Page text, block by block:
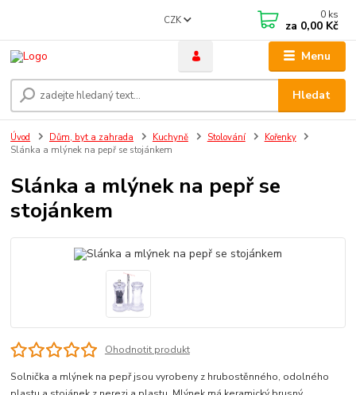
Menu
CZK
Hledat
0 ks
za 0,00 Kč
Úvod Dům, byt a zahrada Kuchyně Stolování
Kořenky
Slánka a mlýnek na pepř se stojánkem
Slánka a mlýnek na pepř se
stojánkem
Ohodnotit produkt
Solnička a mlýnek na pepř jsou vyrobeny z hrubostěnného, odolného